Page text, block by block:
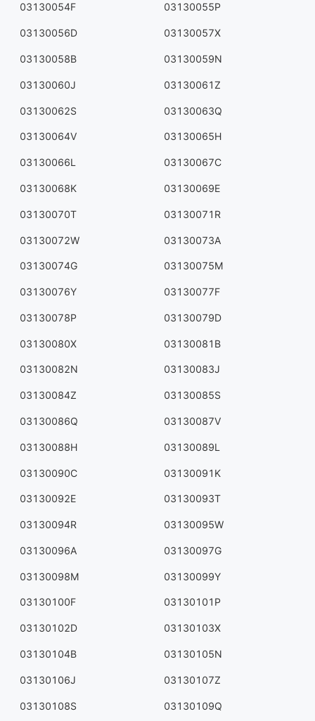
03130054F 03130055P
03130056D 03130057X
03130058B 03130059N
03130060J 03130061Z
03130062S 03130063Q
03130064V 03130065H
03130066L 03130067C
03130068K 03130069E
03130070T 03130071R
03130072W 03130073A
03130074G 03130075M
03130076Y 03130077F
03130078P 03130079D
03130080X 03130081B
03130082N 03130083J
03130084Z 03130085S
03130086Q 03130087V
03130088H 03130089L
03130090C 03130091K
03130092E 03130093T
03130094R 03130095W
03130096A 03130097G
03130098M 03130099Y
03130100F 03130101P
03130102D 03130103X
03130104B 03130105N
03130106J 03130107Z
03130108S 03130109Q